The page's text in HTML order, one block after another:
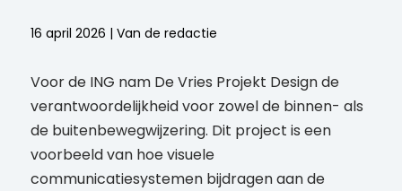
16 april 2026 | Van de redactie
Voor de ING nam De Vries Projekt Design de
verantwoordelijkheid voor zowel de binnen- als
de buitenbewegwijzering. Dit project is een
voorbeeld van hoe visuele
communicatiesystemen bijdragen aan de